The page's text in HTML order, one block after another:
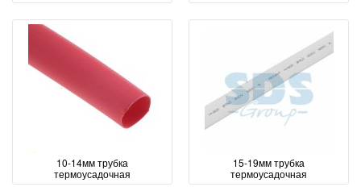
10-14мм трубка
термоусадочная
15-19мм трубка
термоусадочная